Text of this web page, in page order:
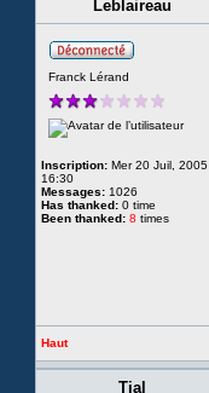
Leblaireau
Franck Lérand
Inscription: Mer 20 Juil, 2005
16:30
Messages: 1026
Has thanked: 0 time
Been thanked: 8 times
Haut
Tial